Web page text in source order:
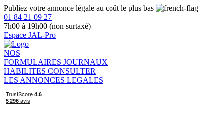
Publiez votre annonce légale au coût le plus bas
01 84 21 09 27
7h00 à 19h00 (non surtaxé)
Espace JAL-Pro
NOS
FORMULAIRES JOURNAUX
HABILITES CONSULTER
LES ANNONCES LEGALES